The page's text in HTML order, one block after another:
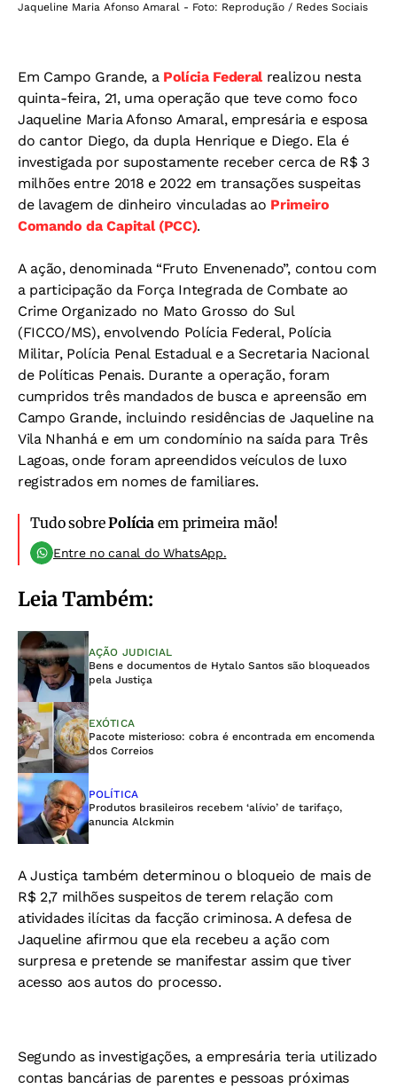
Jaqueline Maria Afonso Amaral - Foto: Reprodução / Redes Sociais
Em Campo Grande, a Polícia Federalrealizou nesta
quinta-feira, 21, uma operação que teve como foco
Jaqueline Maria Afonso Amaral, empresária e esposa
do cantor Diego, da dupla Henrique e Diego. Ela é
investigada por supostamente receber cerca de R$ 3
milhões entre 2018 e 2022 em transações suspeitas
de lavagem de dinheiro vinculadas ao Primeiro
Comando da Capital (PCC).
A ação, denominada “Fruto Envenenado”, contou com
a participação da Força Integrada de Combate ao
Crime Organizado no Mato Grosso do Sul
(FICCO/MS), envolvendo Polícia Federal, Polícia
Militar, Polícia Penal Estadual e a Secretaria Nacional
de Políticas Penais. Durante a operação, foram
cumpridos três mandados de busca e apreensão em
Campo Grande, incluindo residências de Jaqueline na
Vila Nhanhá e em um condomínio na saída para Três
Lagoas, onde foram apreendidos veículos de luxo
registrados em nomes de familiares.
Tudo sobrePolícia em primeira mão!
Entre no canal do WhatsApp.
Leia Também:
AÇÃO JUDICIAL
Bens e documentos de Hytalo Santos são bloqueados
pela Justiça
EXÓTICA
Pacote misterioso: cobra é encontrada em encomenda
dos Correios
POLÍTICA
Produtos brasileiros recebem ‘alívio’ de tarifaço,
anuncia Alckmin
A Justiça também determinou o bloqueio de mais de
R$ 2,7 milhões suspeitos de terem relação com
atividades ilícitas da facção criminosa. A defesa de
Jaqueline afirmou que ela recebeu a ação com
surpresa e pretende se manifestar assim que tiver
acesso aos autos do processo.
Segundo as investigações, a empresária teria utilizado
contas bancárias de parentes e pessoas próximas